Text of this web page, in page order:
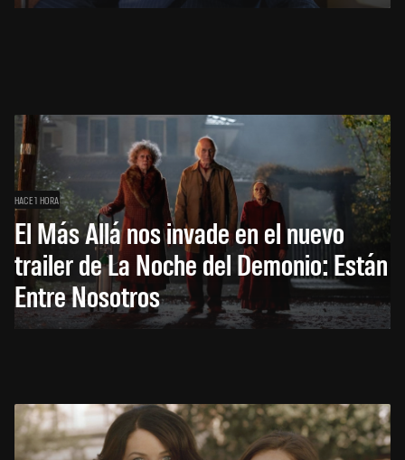
HACE 1 HORA
El Más Allá nos invade en el nuevo
trailer de La Noche del Demonio: Están
Entre Nosotros